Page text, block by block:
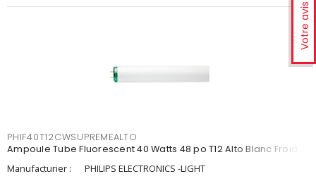
Votre avis
PHIF40T12CWSUPREMEALTO
Ampoule Tube Fluorescent 40 Watts 48 po T12 Alto Blanc Froid
Manufacturier :
PHILIPS ELECTRONICS -LIGHT